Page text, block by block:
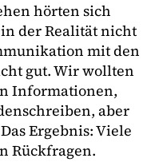
hörten sich
der Realität nicht
mit den
gut. Wir wollten
Informationen,
aber
Ergebnis: Viele
Rückfragen.